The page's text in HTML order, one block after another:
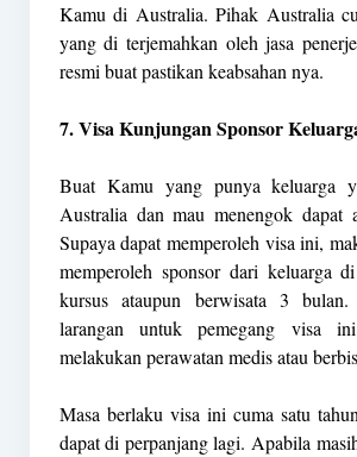
Kamu di Australia. Pihak Australia
yang di terjemahkan oleh jasa
resmi buat pastikan keabsahan nya.
7. Visa Kunjungan Sponsor
Buat Kamu yang punya keluarga
Australia dan mau menengok dapat
Supaya dapat memperoleh visa ini,
memperoleh sponsor dari keluarga
kursus ataupun berwisata 3
larangan untuk pemegang visa
melakukan perawatan medis atau
Masa berlaku visa ini cuma satu
dapat di perpanjang lagi. Apabila